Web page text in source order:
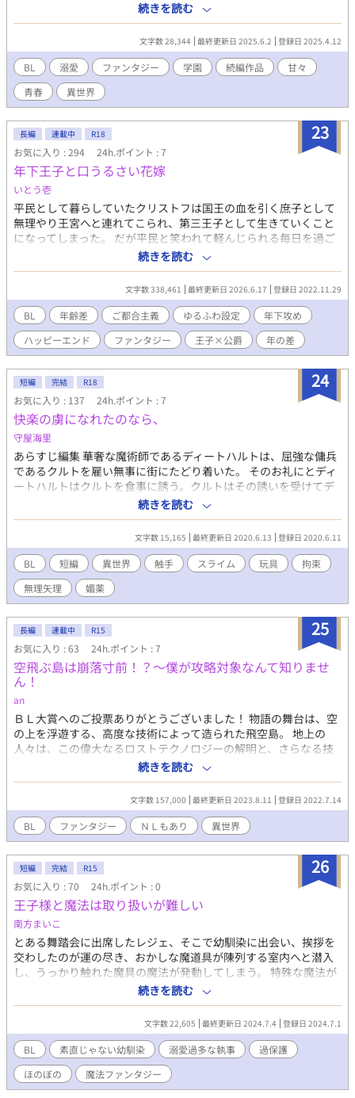
大暴れ。 愛しい彼らの見守り隊のみなさま、引き続き泣いて笑っ
て愛でてくださいますようお願い申し上げます。 [主な登場人物]
★ケンドリック王立学院生★ アレキサンダー・ヨハネス・カル
デロイ：カルデロイ王国第三王子、イアンを溺愛する イアン・
ステップフィールド：伯爵家子息、愛らしい容姿と性格で皆を魅
了する魔導士エリート バロン・ロッドスチュワード：男気溢れ
る侯爵家次男、エヴァンのことで頭がいっぱい エヴァン・アル
ドラン：トラウマもちの魔導士、魔道具作りの天才、離れて暮ら
す妹がいる ニール：伯爵家三男、医療系魔術師を目指すムード
メーカー セイラ：伯爵家長女、商団を持ち世界を渡り歩くのが
夢 エカテリーナ・マイヨール：侯爵令嬢、階級に強いこだわり
を持つ フィッツェランド・マイヨール：侯爵子息、剣術でバロ
ンと1，2を争う人気者。 ★ファミリー★ ウィリアム・ダリウ
ス・カルデロイ：カルデロイ王国国王、アレキサンダーの父 バ
ラク・ステップフィールド：王宮魔導士長、イアンの父 ムスタ
ビオ・エラルド・カルデロイ：カルデロイ王国第二王子、愛に生
きるキラキラ王子 ケネス・ダグリス・ロッドスチュワード：バ
ロンの父、ケンドリック王立学院長を務める ★その他★ サリ
ム・ハムラード：マリガン王国の第一王子 アイナナ・デンノ
ア：サリム王子の侍従、訪問先のカルデロイでムスタビオに見初
められる。 ダン＆レン：アイナナの年の離れた弟、双子、サリ
ムの世話係見習い ノーマン・ウエストウッド：伯爵子息、アレ
キサンダー付き侍従 ブランシェ：古代竜の末裔、アレキサンダ
ーの召喚獣
続きを読む
文字数 28,344 最終更新日 2025.6.2 登録日 2025.4.12
BL 溺愛 ファンタジー 学園 続編作品
甘々
青春
異世界
23
長編 連載中 R18
お気に入り : 294 24h.ポイント : 7
年下王子と口うるさい花嫁
いとう壱
平民として暮らしていたクリストフは国王の血を引く庶子として
無理やり王宮へと連れてこられ、第三王子として生きていくこと
になってしまった。 だが平民と笑われて軽んじられる毎日を過ご
す。 それでも大好きな魔道具製作で人々を救うという思いを胸に
抱き、 母との約束により魔法の能力を隠しながら日々を耐えるク
リストフの下に、教育係として口うるさいローゼン公爵がやって
きた。 ローゼン公爵の小言に辟易するクリストフだが、 国を守る
女神様の神託のせいで、なんとローゼン公爵がクリストフの花嫁
として定められ、共に生活することになってしまう。 可愛い系甘
えん坊男子（２０） ✕ 嫌味の得意な真面目系年上美人（４０） シ
リアス時々ラブコメ。 二人の関係はゆっくり進行です。 不定期更
新。 ストーリーに影響のない誤字脱字、表記のゆれ等、たまにこ
っそり修正いたします。 文字数が乱高下しますのでご注意くださ
い。 ＊＊注意事項＊＊ 年の差２０歳ほど。 身長低い方が攻め。
攻めは成人しているのにかなり子どもです。 許せる方のみご覧く
ださい。 会話文少なめなこと多々あり。 かなりご都合主義のゆる
ふわ設定。 よくある「眼鏡を取ったら美人」系の設定です。 R-18
はかなり後半になるまで保険です。 ※※【必読】ご注意ください
※※ 男女の恋愛が普通にある世界のため、サイドで軽く「ＨＬ」
があります。 読むのがお辛い方もいらっしゃるかと思いますの
で、 ご注意、自衛していただきますようお願いいたします。
続きを読む
文字数 338,461 最終更新日 2026.6.17 登録日 2022.11.29
BL 年齢差 ご都合主義 ゆるふわ設定
年下攻め
ハッピーエンド
ファンタジー 王子×公爵 年の差
24
短編 完結 R18
お気に入り : 137 24h.ポイント : 7
快楽の虜になれたのなら、
守屋海里
あらすじ編集 華奢な魔術師であるディートハルトは、屈強な傭兵
であるクルトを雇い無事に街にたどり着いた。 そのお礼にとディ
ートハルトはクルトを食事に誘う。クルトはその誘いを受けてデ
ィートハルトと宿屋で食事をすることにした。しかし、食べてい
る途中でクルトは眠ってしまい……。 華奢な魔術師×屈強な傭兵
主人公は攻めです。一人称で物語が進みます。 主人公が作った魔
道具でクルトを可愛がる話。あらすじとタグでイヤな予感がした
方はそっと閉じてください。 エロ練習作。色々書いてみたかっ
た。全編通してエロしかありません。 ※ムーンライトノベルズ様
にも投稿しています。
続きを読む
文字数 15,165 最終更新日 2020.6.13 登録日 2020.6.11
BL 短編 異世界 触手 スライム 玩具
拘束
無理矢理
媚薬
25
長編 連載中 R15
お気に入り : 63 24h.ポイント : 7
空飛ぶ島は崩落寸前！？〜僕が攻略対象なんて知りませ
ん！
an
ＢＬ大賞へのご投票ありがとうございました！ 物語の舞台は、空
の上を浮遊する、高度な技術によって造られた飛空島。 地上の
人々は、この偉大なるロストテクノロジーの解明と、さらなる技
術更新のため島自体に研究機関(C・G)を設置した。 島の技術は
《魔力》が深く関与しているとされ、魔法の研究と、使い方を学
ぶための学園がある。 飛空島は研究機関で働く人々と、魔法学園
に通う学生らのための一つの大きな都市になっているのが、この
浮遊する島だった。 主人公はティルエリー=クライン。 この島を
作った偉人ハウザー=クラインの子孫で、世界一の魔道具技師にな
りたい十五歳の少年。 魔法学園で、のんびり過ごすつもりだった
のに、とある調査班に任命されてしまう…！ 班長は王子様？ 乙女
ゲームのヒロイン？ 僕が攻略対象って何のこと？
続きを読む
文字数 157,000 最終更新日 2023.8.11 登録日 2022.7.14
BL ファンタジー ＮＬもあり 異世界
26
短編 完結 R15
お気に入り : 70 24h.ポイント : 0
王子様と魔法は取り扱いが難しい
南方まいこ
とある舞踏会に出席したレジェ、そこで幼馴染に出会い、挨拶を
交わしたのが運の尽き、おかしな魔道具が陳列する室内へと潜入
し、うっかり触れた魔具の魔法が発動してしまう。 特殊な魔法が
かかったレジェは、みるみるうちに体が縮み、十歳前後の身体に
なってしまい、元に戻る方法を探し始めるが、ちょっとした誤解
から、幼馴染の行動がおかしな方向へ、更には過保護な執事も加
わり、色々と面倒なことに――。 ※濃縮版
続きを読む
文字数 22,605 最終更新日 2024.7.4 登録日 2024.7.1
BL 素直じゃない幼馴染 溺愛過多な執事
過保護
ほのぼの
魔法ファンタジー